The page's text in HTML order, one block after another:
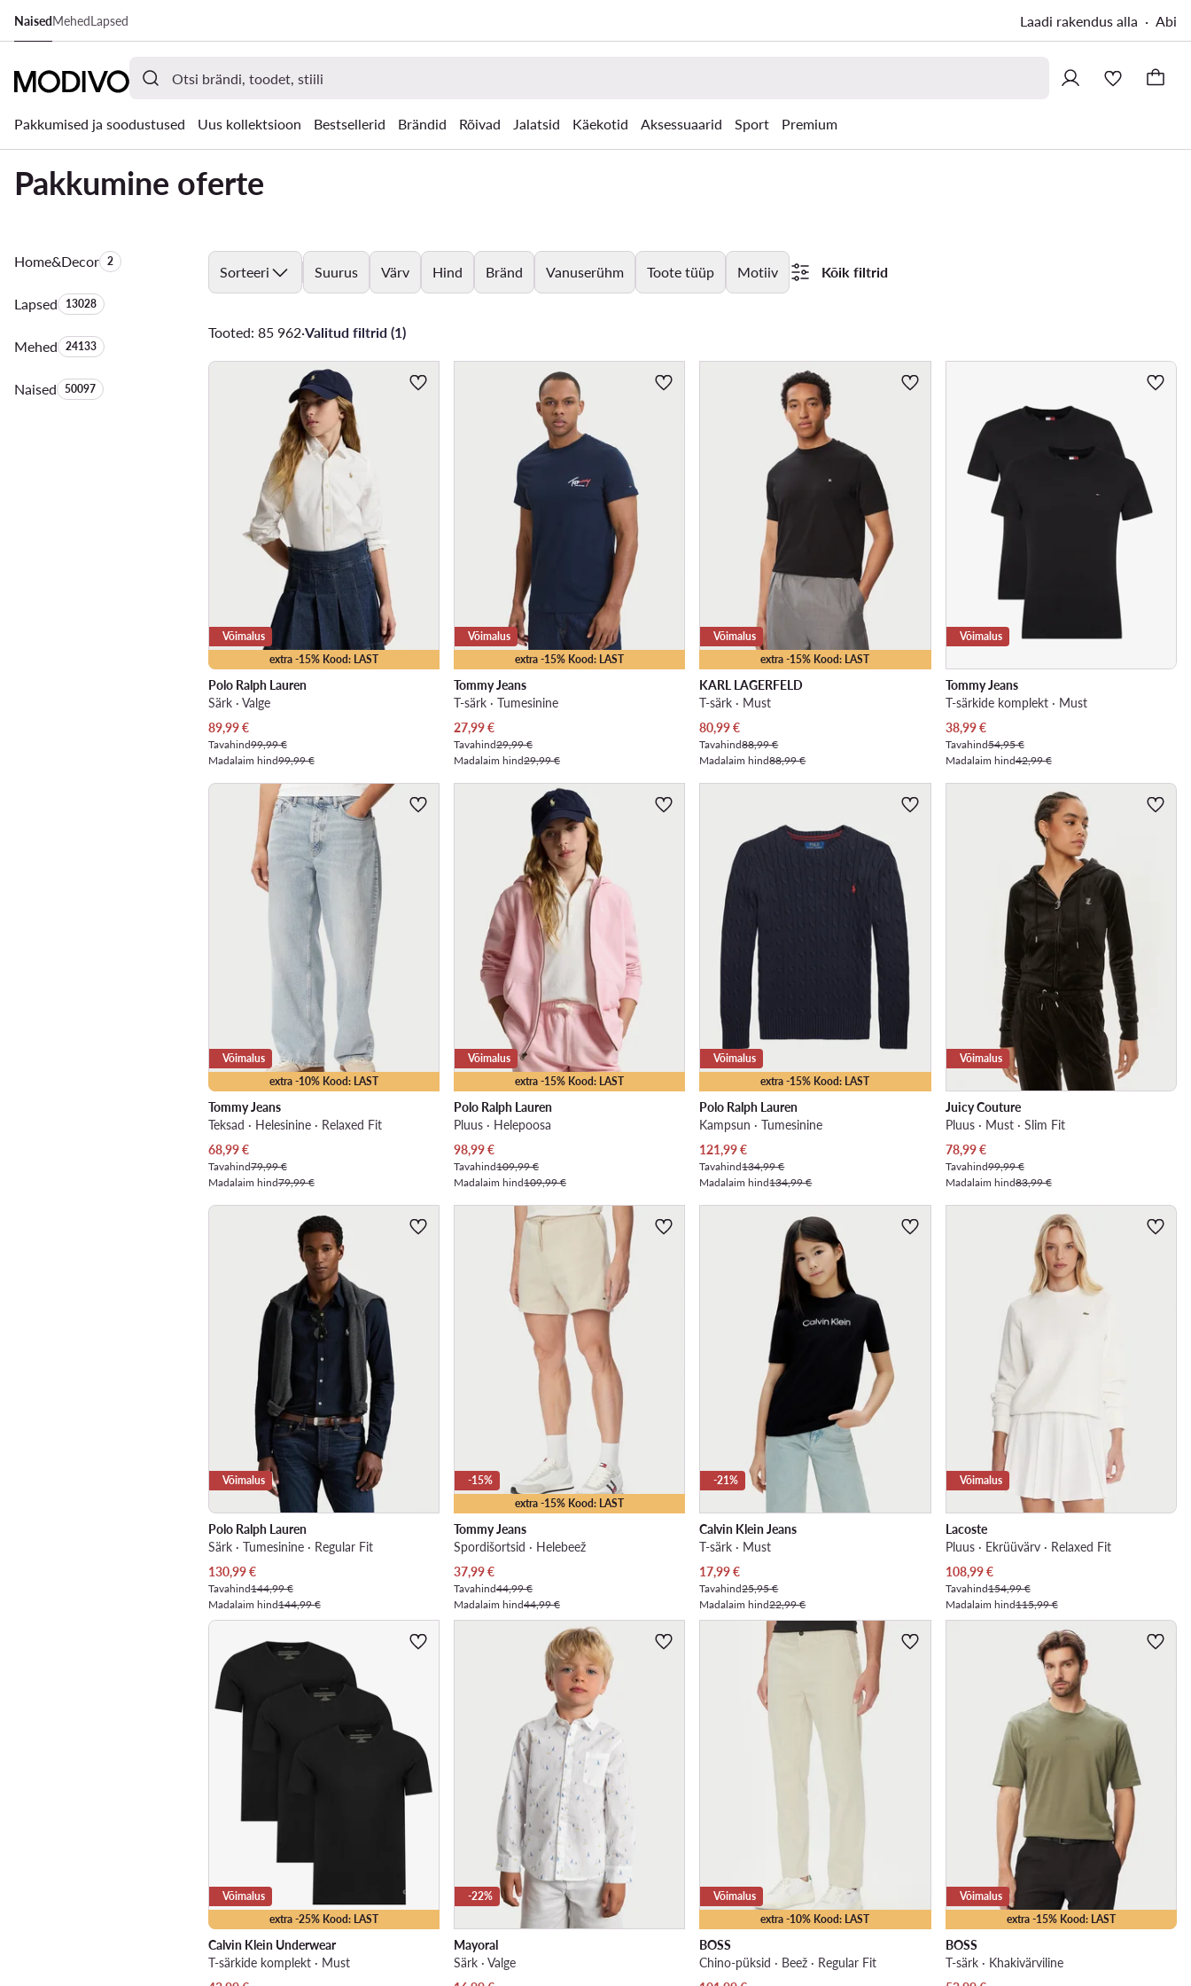
LIIGU PÕHISISU JUURDE
MINE OTSINGUSSE
NaisedMehedLapsed Laadi rakendus alla Abi
Pakkumised ja soodustused Uus kollektsioon Bestsellerid Brändid Rõivad Jalatsid Käekotid Aksessuaarid Sport Premium
Pakkumine oferte
Home&DecorToodete arv:
2
LapsedToodete arv:
13028
MehedToodete arv:
24133
NaisedToodete arv:
50097
Sorteeri Suurus Värv Hind Bränd Vanuserühm Toote tüüp Motiiv Kõik filtrid
Tooted: 85 962·Valitud filtrid (1)
extra -15% Kood: LAST
Võimalus
Polo Ralph Lauren
Särk · Valge
Praegune hind
89,99€
Tavahind99,99 €
Madalaim hind99,99 €
extra -15% Kood: LAST
Võimalus
Tommy Jeans
T-särk · Tumesinine
Praegune hind
27,99€
Tavahind29,99 €
Madalaim hind29,99 €
extra -15% Kood: LAST
Võimalus
KARL LAGERFELD
T-särk · Must
Praegune hind
80,99€
Tavahind88,99 €
Madalaim hind88,99 €
Võimalus
Tommy Jeans
T-särkide komplekt · Must
Praegune hind
38,99€
Tavahind54,95 €
Madalaim hind42,99 €
extra -10% Kood: LAST
Võimalus
Tommy Jeans
Teksad · Helesinine · Relaxed Fit
Praegune hind
68,99€
Tavahind79,99 €
Madalaim hind79,99 €
extra -15% Kood: LAST
Võimalus
Polo Ralph Lauren
Pluus · Heleроosa
Praegune hind
98,99€
Tavahind109,99 €
Madalaim hind109,99 €
extra -15% Kood: LAST
Võimalus
Polo Ralph Lauren
Kampsun · Tumesinine
Praegune hind
121,99€
Tavahind134,99 €
Madalaim hind134,99 €
Võimalus
Juicy Couture
Pluus · Must · Slim Fit
Praegune hind
78,99€
Tavahind99,99 €
Madalaim hind83,99 €
Võimalus
Polo Ralph Lauren
Särk · Tumesinine · Regular Fit
Praegune hind
130,99€
Tavahind144,99 €
Madalaim hind144,99 €
extra -15% Kood: LAST
-15%
Tommy Jeans
Spordišortsid · Helebeež
Praegune hind
37,99€
Tavahind44,99 €
Madalaim hind44,99 €
-21%
Calvin Klein Jeans
T-särk · Must
Praegune hind
17,99€
Tavahind25,95 €
Madalaim hind22,99 €
Võimalus
Lacoste
Pluus · Ekrüüvärv · Relaxed Fit
Praegune hind
108,99€
Tavahind154,99 €
Madalaim hind115,99 €
extra -25% Kood: LAST
Võimalus
Calvin Klein Underwear
T-särkide komplekt · Must
-22%
Mayoral
Särk · Valge
extra -10% Kood: LAST
Võimalus
BOSS
Chino-püksid · Beež · Regular Fit
extra -15% Kood: LAST
Võimalus
BOSS
T-särk · Khakivärviline